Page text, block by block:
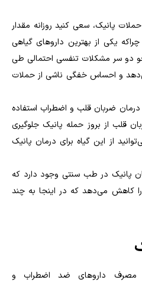
پانیک، سعی کنید روزانه مقدار
یکی از بهترین داروهای گیاهی
دو سر مشکلات تنفسی احتمالی طی
و احساس خفگی ناشی از حملات
درمان ضربان قلب و اضطراب استفاده
قلب از بروز حمله پانیک جلوگیری
از این گیاه برای درمان پانیک
پانیک در طب سنتی وجود دارد که
کاهش می‌دهد که در اینجا به چند
مصرف داروهای ضد اضطراب و